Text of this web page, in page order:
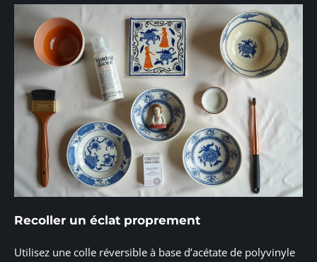
Recoller un éclat proprement
Utilisez une colle réversible à base d’acétate de polyvinyle